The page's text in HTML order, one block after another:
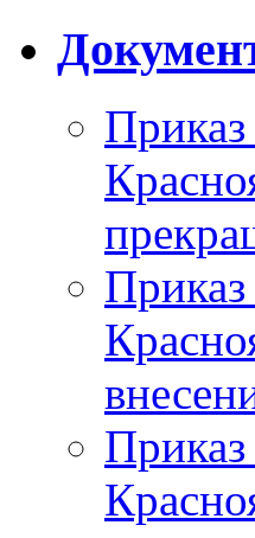
Приказ
Приказ
Приказ